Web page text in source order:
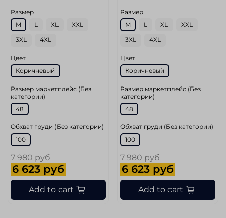
Размер
M
L XL XXL
3XL 4XL
Цвет
Коричневый
Размер маркетплейс (Без
категории)
48
Обхват груди (Без категории)
100
7 980 руб
6 623 руб
Add to cart
Размер
M
L XL XXL
3XL 4XL
Цвет
Коричневый
Размер маркетплейс (Без
категории)
48
Обхват груди (Без категории)
100
7 980 руб
6 623 руб
Add to cart